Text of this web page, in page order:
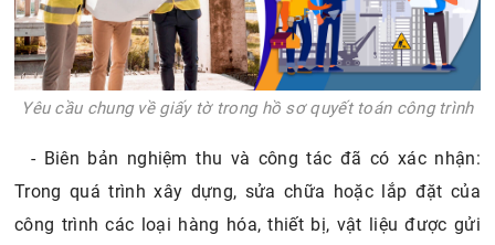
Yêu cầu chung về giấy tờ trong hồ sơ quyết toán công trình
- Biên bản nghiệm thu và công tác đã có xác nhận:
Trong quá trình xây dựng, sửa chữa hoặc lắp đặt của
công trình các loại hàng hóa, thiết bị, vật liệu được gửi